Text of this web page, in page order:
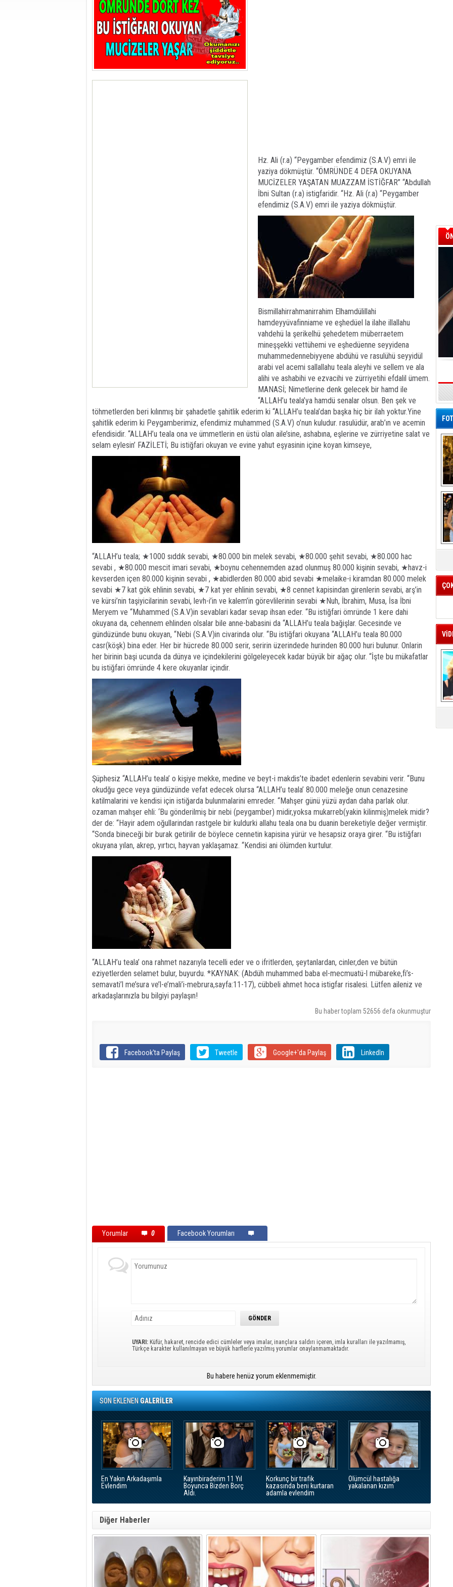
Hz. Ali (r.a) “Peygamber efendimiz (S.A.V) emri ile
yaziya dökmüştür. “ÖMRÜNDE 4 DEFA OKUYANA
MUCİZELER YAŞATAN MUAZZAM İSTİĞFAR” “Abdullah
İbni Sultan (r.a) istigfaridir. “Hz. Ali (r.a) “Peygamber
efendimiz (S.A.V) emri ile yaziya dökmüştür.
Bismillahirrahmanirrahim Elhamdülillahi
hamdeyyüvafinniame ve eşhedüel la ilahe illallahu
vahdehü la şerikelhü şehedetem müberraetem
mineşşekki vettühemi ve eşhedüenne seyyidena
muhammedennebiyyene abdühü ve rasulühü seyyidül
arabi vel acemi sallallahu teala aleyhi ve sellem ve ala
alihi ve ashabihi ve ezvacihi ve zürriyetihi efdalil ümem.
MANASİ; Nimetlerine denk gelecek bir hamd ile
“ALLAH’u teala’ya hamdü senalar olsun. Ben şek ve
töhmetlerden beri kılınmış bir şahadetle şahitlik ederim ki “ALLAH’u teala’dan başka hiç bir ilah yoktur.Yine
şahitlik ederim ki Peygamberimiz, efendimiz muhammed (S.A.V) o’nun kuludur. rasulüdür, arab’ın ve acemin
efendisidir. “ALLAH’u teala ona ve ümmetlerin en üstü olan aile’sine, ashabına, eşlerine ve zürriyetine salat ve
selam eylesin’ FAZİLETİ; Bu istiğfari okuyan ve evine yahut eşyasinin içine koyan kimseye,
“ALLAH’u teala; ★1000 sıddık sevabi, ★80.000 bin melek sevabi, ★80.000 şehit sevabi, ★80.000 hac
sevabi , ★80.000 mescit imari sevabi, ★boynu cehennemden azad olunmuş 80.000 kişinin sevabi, ★havz-i
kevserden içen 80.000 kişinin sevabi , ★abidlerden 80.000 abid sevabi ★melaike-i kiramdan 80.000 melek
sevabi ★7 kat gök ehlinin sevabi, ★7 kat yer ehlinin sevabi, ★8 cennet kapisindan girenlerin sevabi, arş’in
ve kürsi’nin taşiyicilarinin sevabi, levh-i’in ve kalem’in görevlilerinin sevabi ★Nuh, İbrahim, Musa, İsa İbni
Meryem ve “Muhammed (S.A.V)in sevablari kadar sevap ihsan eder. “Bu istiğfari ömründe 1 kere dahi
okuyana da, cehennem ehlinden olsalar bile anne-babasini da “ALLAH’u teala bağişlar. Gecesinde ve
gündüzünde bunu okuyan, “Nebi (S.A.V)in civarinda olur. “Bu istiğfari okuyana “ALLAH’u teala 80.000
casr(köşk) bina eder. Her bir hücrede 80.000 serir, seririn üzerindede hurinden 80.000 huri bulunur. Onlarin
her birinin başi ucunda da dünya ve içindekilerini gölgeleyecek kadar büyük bir ağaç olur. “İşte bu mükafatlar
bu istiğfari ömründe 4 kere okuyanlar içindir.
Şüphesiz “ALLAH’u teala’ o kişiye mekke, medine ve beyt-i makdis’te ibadet edenlerin sevabini verir. “Bunu
okudğu gece veya gündüzünde vefat edecek olursa “ALLAH’u teala’ 80.000 meleğe onun cenazesine
katilmalarini ve kendisi için istiğarda bulunmalarini emreder. “Mahşer günü yüzü aydan daha parlak olur.
ozaman mahşer ehli: ‘Bu gönderilmiş bir nebi (peygamber) midir,yoksa mukarreb(yakin kilinmiş)melek midir?
der de: “Hayir adem oğullarindan rastgele bir kuldurki allahu teala ona bu duanin bereketiyle değer vermiştir.
“Sonda bineceği bir burak getirilir de böylece cennetin kapisina yürür ve hesapsiz oraya girer. “Bu istiğfarı
okuyana yılan, akrep, yırtıcı, hayvan yaklaşamaz. “Kendisi ani ölümden kurtulur.
“ALLAH’u teala’ ona rahmet nazarıyla tecelli eder ve o ifritlerden, şeytanlardan, cinler,den ve bütün
eziyetlerden selamet bulur, buyurdu. *KAYNAK: (Abdüh muhammed baba el-mecmuatü-l mübareke,fi’s-
semavati’l me’sura ve’l-e’mali’i-mebrura,sayfa:11-17), cübbeli ahmet hoca istigfar risalesi. Lütfen aileniz ve
arkadaşlarınızla bu bilgiyi paylaşın!
Bu haber toplam 52656 defa okunmuştur
Facebook'ta Paylaş Tweetle Google+'da Paylaş LinkedIn
Yorumlar 0 Facebook Yorumları
UYARI: Küfür, hakaret, rencide edici cümleler veya imalar, inançlara saldırı içeren, imla kuralları ile yazılmamış,
Türkçe karakter kullanılmayan ve büyük harflerle yazılmış yorumlar onaylanmamaktadır.
Bu habere henüz yorum eklenmemiştir.
SON EKLENENGALERİLER
En Yakın Arkadaşımla
Evlendim
Kayınbiraderim 11 Yıl
Boyunca Bizden Borç
Aldı.
Korkunç bir trafik
kazasında beni kurtaran
adamla evlendim
Olümcül hastalığa
yakalanan kızım
Diğer Haberler